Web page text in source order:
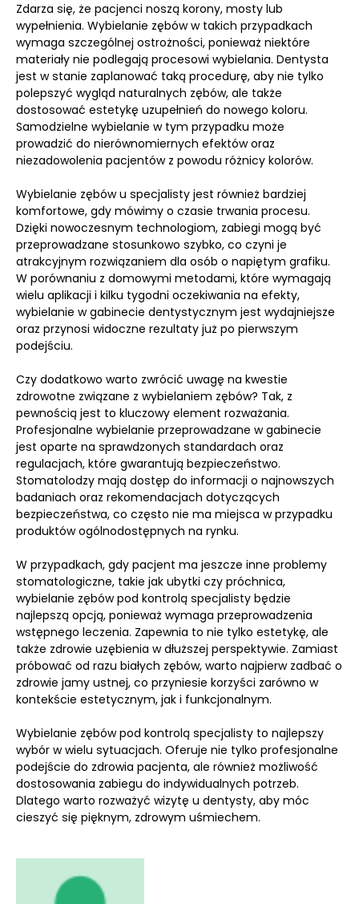
Zdarza się, że pacjenci noszą korony, mosty lub
wypełnienia. Wybielanie zębów w takich przypadkach
wymaga szczególnej ostrożności, ponieważ niektóre
materiały nie podlegają procesowi wybielania. Dentysta
jest w stanie zaplanować taką procedurę, aby nie tylko
polepszyć wygląd naturalnych zębów, ale także
dostosować estetykę uzupełnień do nowego koloru.
Samodzielne wybielanie w tym przypadku może
prowadzić do nierównomiernych efektów oraz
niezadowolenia pacjentów z powodu różnicy kolorów.
Wybielanie zębów u specjalisty jest również bardziej
komfortowe, gdy mówimy o czasie trwania procesu.
Dzięki nowoczesnym technologiom, zabiegi mogą być
przeprowadzane stosunkowo szybko, co czyni je
atrakcyjnym rozwiązaniem dla osób o napiętym grafiku.
W porównaniu z domowymi metodami, które wymagają
wielu aplikacji i kilku tygodni oczekiwania na efekty,
wybielanie w gabinecie dentystycznym jest wydajniejsze
oraz przynosi widoczne rezultaty już po pierwszym
podejściu.
Czy dodatkowo warto zwrócić uwagę na kwestie
zdrowotne związane z wybielaniem zębów? Tak, z
pewnością jest to kluczowy element rozważania.
Profesjonalne wybielanie przeprowadzane w gabinecie
jest oparte na sprawdzonych standardach oraz
regulacjach, które gwarantują bezpieczeństwo.
Stomatolodzy mają dostęp do informacji o najnowszych
badaniach oraz rekomendacjach dotyczących
bezpieczeństwa, co często nie ma miejsca w przypadku
produktów ogólnodostępnych na rynku.
W przypadkach, gdy pacjent ma jeszcze inne problemy
stomatologiczne, takie jak ubytki czy próchnica,
wybielanie zębów pod kontrolą specjalisty będzie
najlepszą opcją, ponieważ wymaga przeprowadzenia
wstępnego leczenia. Zapewnia to nie tylko estetykę, ale
także zdrowie uzębienia w dłuższej perspektywie. Zamiast
próbować od razu białych zębów, warto najpierw zadbać o
zdrowie jamy ustnej, co przyniesie korzyści zarówno w
kontekście estetycznym, jak i funkcjonalnym.
Wybielanie zębów pod kontrolą specjalisty to najlepszy
wybór w wielu sytuacjach. Oferuje nie tylko profesjonalne
podejście do zdrowia pacjenta, ale również możliwość
dostosowania zabiegu do indywidualnych potrzeb.
Dlatego warto rozważyć wizytę u dentysty, aby móc
cieszyć się pięknym, zdrowym uśmiechem.